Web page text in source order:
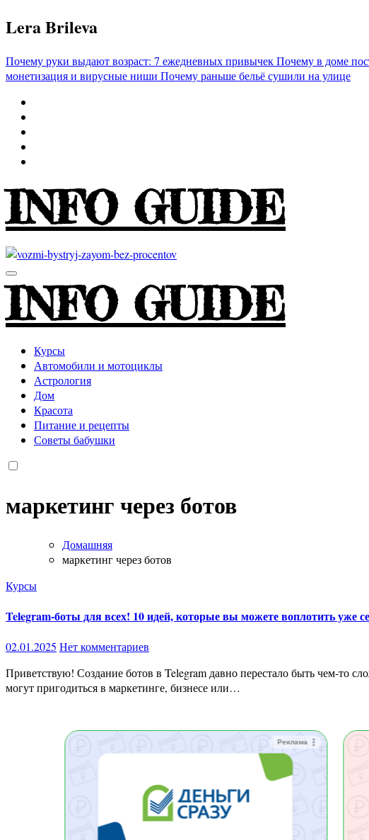
Перейти
к
Lera Brileva
Почему руки выдают возраст: 7 ежедневных привычекПочему в доме
монетизация и вирусные ниши Почему раньше бельё сушили на улице
INFO GUIDE
INFO GUIDE
Курсы
Автомобили и мотоциклы
Астрология
Дом
Красота
Питание и рецепты
Советы бабушки
маркетинг через ботов
Домашняя
маркетинг через ботов
Курсы
Telegram-боты для всех! 10 идей, которые вы можете воплотить уже
02.01.2025 Нет комментариев
Приветствую! Создание ботов в Telegram давно перестало быть чем-то сложным и доступно даже новичкам. Я подготовил пошаговое руководство по созданию 10 различных ботов, которые
могут пригодиться в маркетинге, бизнесе или…
Реклама